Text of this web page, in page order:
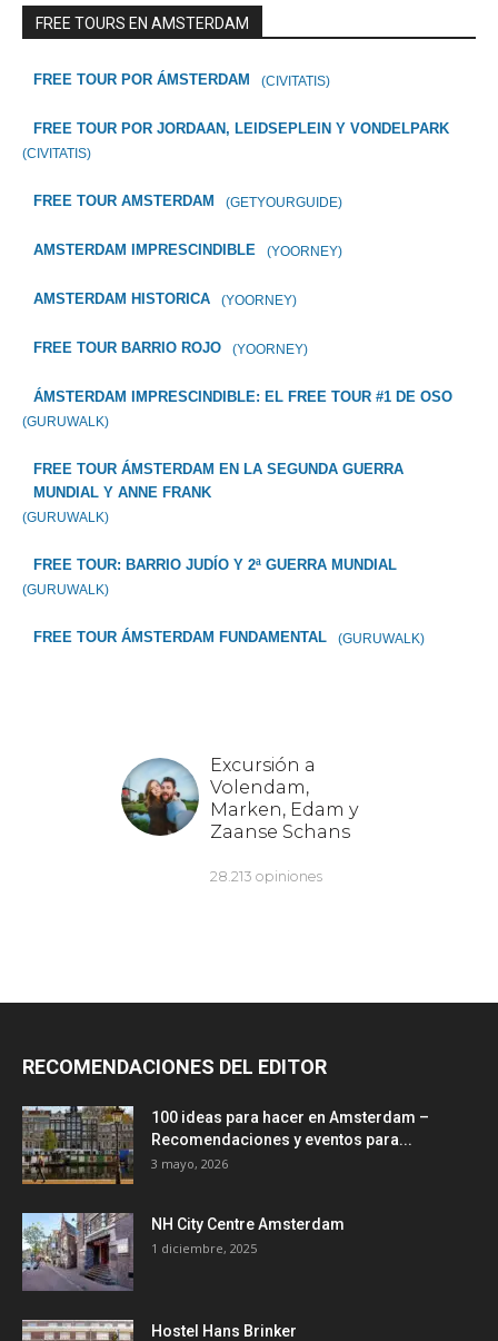
FREE TOURS EN AMSTERDAM
FREE TOUR POR ÁMSTERDAM (CIVITATIS)
FREE TOUR POR JORDAAN, LEIDSEPLEIN Y VONDELPARK
(CIVITATIS)
FREE TOUR AMSTERDAM (GETYOURGUIDE)
AMSTERDAM IMPRESCINDIBLE (YOORNEY)
AMSTERDAM HISTORICA (YOORNEY)
FREE TOUR BARRIO ROJO (YOORNEY)
ÁMSTERDAM IMPRESCINDIBLE: EL FREE TOUR #1 DE OSO
(GURUWALK)
FREE TOUR ÁMSTERDAM EN LA SEGUNDA GUERRA
MUNDIAL Y ANNE FRANK
(GURUWALK)
FREE TOUR: BARRIO JUDÍO Y 2ª GUERRA MUNDIAL
(GURUWALK)
FREE TOUR ÁMSTERDAM FUNDAMENTAL (GURUWALK)
RECOMENDACIONES DEL EDITOR
100 ideas para hacer en Amsterdam –
Recomendaciones y eventos para...
3 mayo, 2026
NH City Centre Amsterdam
1 diciembre, 2025
Hostel Hans Brinker